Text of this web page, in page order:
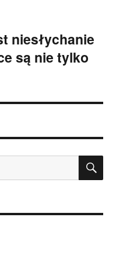
niesłychanie
są nie tylko